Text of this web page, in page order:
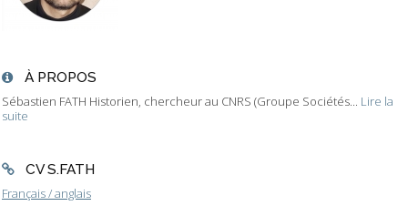
À PROPOS
Sébastien FATH Historien, chercheur au CNRS (Groupe Sociétés... Lire la
suite
CV S.FATH
Français / anglais